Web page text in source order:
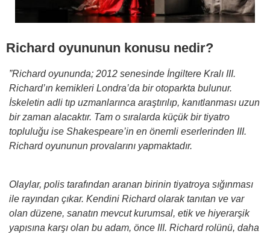
Richard oyununun konusu nedir?
”Richard oyununda; 2012 senesinde İngiltere Kralı III.
Richard’ın kemikleri Londra’da bir otoparkta bulunur.
İskeletin adli tıp uzmanlarınca araştırılıp, kanıtlanması uzun
bir zaman alacaktır. Tam o sıralarda küçük bir tiyatro
topluluğu ise Shakespeare’in en önemli eserlerinden III.
Richard oyununun provalarını yapmaktadır.
Olaylar, polis tarafından aranan birinin tiyatroya sığınması
ile rayından çıkar. Kendini Richard olarak tanıtan ve var
olan düzene, sanatın mevcut kurumsal, etik ve hiyerarşik
yapısına karşı olan bu adam, önce III. Richard rolünü, daha